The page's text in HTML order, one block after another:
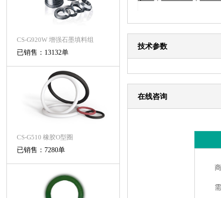
CS-G920W 增强石墨填料组
已销售：13132单
CS-G510 橡胶O型圈
已销售：7280单
技术参数
在线咨询